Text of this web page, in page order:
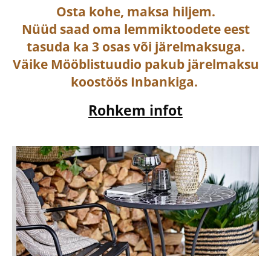
Osta kohe, maksa hiljem.
Nüüd saad oma lemmiktoodete eest
tasuda ka 3 osas või järelmaksuga.
Väike Mööblistuudio pakub järelmaksu
koostöös Inbankiga.
Rohkem infot